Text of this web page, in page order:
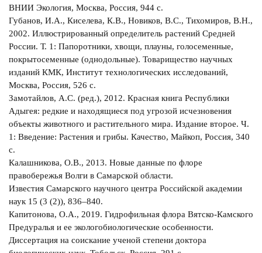
ВНИИ Экология, Москва, Россия, 944 с.
Губанов, И.А., Киселева, К.В., Новиков, В.С., Тихомиров, В.Н.,
2002. Иллюстрированный определитель растений Средней
России. Т. 1: Папоротники, хвощи, плауны, голосеменные,
покрытосеменные (однодольные). Товарищество научных
изданий КМК, Институт технологических исследований,
Москва, Россия, 526 с.
Замотайлов, A.С. (ред.), 2012. Красная книга Республики
Адыгея: редкие и находящиеся под угрозой исчезновения
объекты животного и растительного мира. Издание второе. Ч.
1: Введение: Растения и грибы. Качество, Майкоп, Россия, 340
с.
Калашникова, О.В., 2013. Новые данные по флоре
правобережья Волги в Самарской области.
Известия Самарского научного центра Российской академии
наук 15 (3 (2)), 836–840.
Капитонова, О.А., 2019. Гидрофильная флора Вятско-Камского
Предуралья и ее экологобиологические особенности.
Диссертация на соискание ученой степени доктора